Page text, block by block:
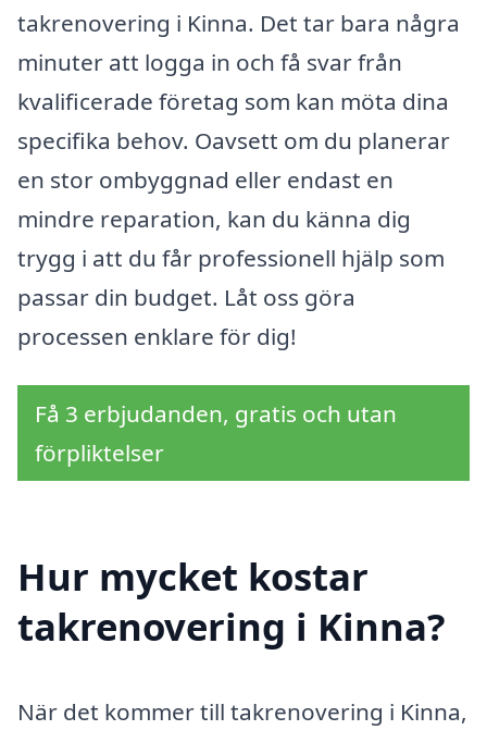
takrenovering i Kinna. Det tar bara några
minuter att logga in och få svar från
kvalificerade företag som kan möta dina
specifika behov. Oavsett om du planerar
en stor ombyggnad eller endast en
mindre reparation, kan du känna dig
trygg i att du får professionell hjälp som
passar din budget. Låt oss göra
processen enklare för dig!
Få 3 erbjudanden, gratis och utan
förpliktelser
Hur mycket kostar
takrenovering i Kinna?
När det kommer till takrenovering i Kinna,